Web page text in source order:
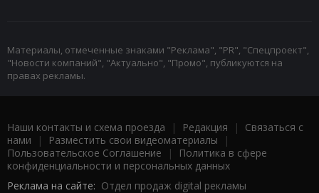
Материалы, отмеченные знаками "Реклама", "PR", "Спецпроект",
"Новости компаний", "Актуально", "Промо", публикуются на
правах рекламы.
Наши контакты и схема проезда | Редакция | Связаться с
нами | Разместить свои видеоматериалы |
Пользовательское Соглашение |
Политика в сфере
конфиденциальности и персональных данных
Реклама на сайте: Отдел продаж digital рекламы